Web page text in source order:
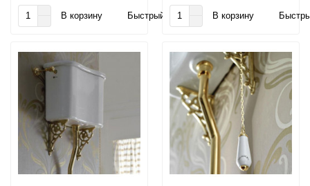
В корзину Быстрый заказ В корзину